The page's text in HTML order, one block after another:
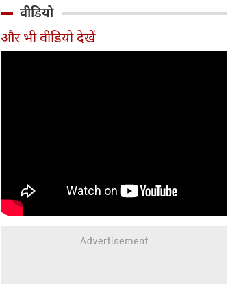
खरीदते समय किन बातों पर ध्यान
देना चाहिए।
वीडियो
और भी वीडियो देखें